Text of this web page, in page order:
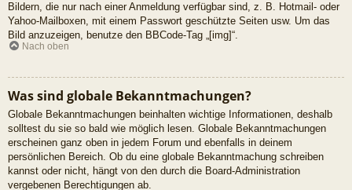
Bildern, die nur nach einer Anmeldung verfügbar sind, z. B. Hotmail- oder
Yahoo-Mailboxen, mit einem Passwort geschützte Seiten usw. Um das
Bild anzuzeigen, benutze den BBCode-Tag „[img]“.
Nach oben
Was sind globale Bekanntmachungen?
Globale Bekanntmachungen beinhalten wichtige Informationen, deshalb
solltest du sie so bald wie möglich lesen. Globale Bekanntmachungen
erscheinen ganz oben in jedem Forum und ebenfalls in deinem
persönlichen Bereich. Ob du eine globale Bekanntmachung schreiben
kannst oder nicht, hängt von den durch die Board-Administration
vergebenen Berechtigungen ab.